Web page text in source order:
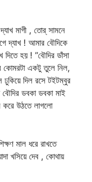
মাগী , তোর্ সামনে
দ্যাখ ! আমার বৌদিকে
দিতে হয় ! ”বৌদির ডাঁসা
কোমরটা একটু তুলে নিল,
দিল রসে টইটম্বুর
ডবকা ডবকা মাই
করে উঠতে লাগলো
মাল ধরে রাখতে
খসিয়ে দেব , কোথায়